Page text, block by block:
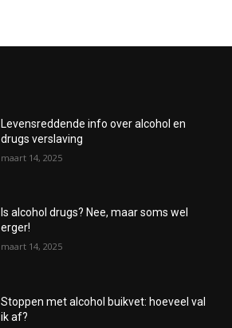
Levensreddende info over alcohol en
drugs verslaving
maart 14, 2025
Is alcohol drugs? Nee, maar soms wel
erger!
maart 14, 2025
Stoppen met alcohol buikvet: hoeveel val
ik af?